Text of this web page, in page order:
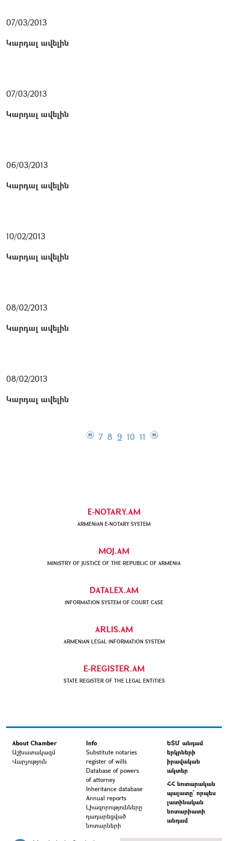
07/03/2013
Կարդալ ավելին
07/03/2013
Կարդալ ավելին
06/03/2013
Կարդալ ավելին
10/02/2013
Կարդալ ավելին
08/02/2013
Կարդալ ավելին
08/02/2013
Կարդալ ավելին
7 8 9 10 11
E-NOTARY.AM
ARMENIAN Е-NOTARY SYSTEM
MOJ.AM
MINISTRY OF JUSTICE OF THE REPUBLIC OF ARMENIA
DATALEX.AM
INFORMATION SYSTEM OF COURT CASE
ARLIS.AM
ARMENIAN LEGAL INFORMATION SYSTEM
E-REGISTER.AM
STATE REGISTER OF THE LEGAL ENTITIES
About Chamber
Աշխատակազմ
Վարչություն
Info
Substitute notaries
register of wills
Database of powers
of attorney
Inheritance database
Annual reports
Լիազորությունները
դադարեցված
նոտարների
ԵՏՄ անդամ
երկրների
իրավական
ակտեր
ՀՀ նոտարական
պալատը` որպես
լատինական
նոտարիատի
անդամ